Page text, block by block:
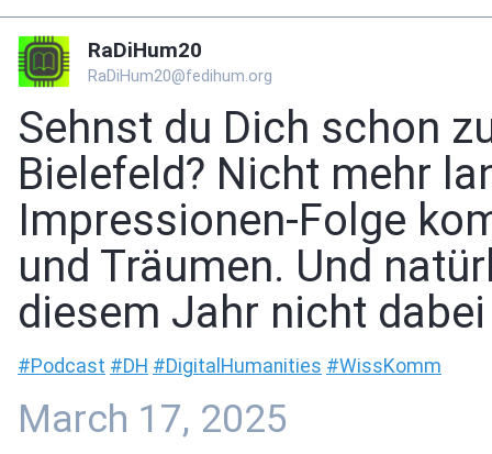
RaDiHum20
RaDiHum20@fedihum.org
Sehnst du Dich schon
Bielefeld? Nicht mehr
Impressionen-Folge
und Träumen. Und
diesem Jahr nicht
#Podcast #DH #DigitalHumanities #WissKomm
March 17, 2025